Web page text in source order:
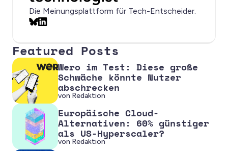
Die Meinungsplattform für Tech-Entscheider.
Featured Posts
Wero im Test: Diese große
Schwäche könnte Nutzer
abschrecken
von Redaktion
Europäische Cloud-
Alternativen: 60% günstiger
als US-Hyperscaler?
von Redaktion